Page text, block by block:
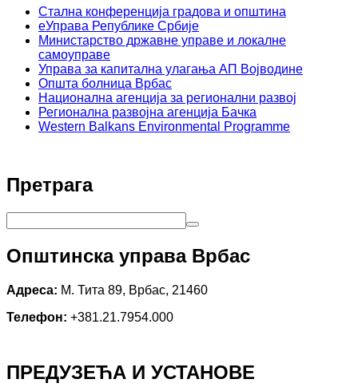
Стална конференција градова и општина
еУправа Републике Србије
Министарство државне управе и локалне
самоуправе
Управа за капитална улагања АП Војводине
Општа болница Врбас
Национална агенција за регионални развој
Регионална развојна агенција Бачка
Western Balkans Environmental Programme
Претрага
Општинска управа Врбас
Адреса: М. Тита 89, Врбас, 21460
Телефон: +381.21.7954.000
ПРЕДУЗЕЋА И УСТАНОВЕ